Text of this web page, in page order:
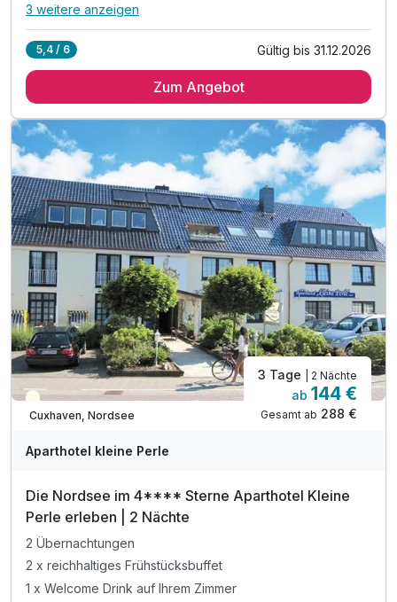
Alle Inklusivleistungen
2 x leckeres u. reichhaltiges Frühstück vom Buffet
1 x Getränk an unserer gemütlichen Hotelbar
inkl. 1 Flasche Mineralwasser auf dem Zimmer
inkl. Spätabreise 14.00 Uhr am Abreisetag
inkl. W-Lan
3 weitere anzeigen
5,4 / 6 Gültig bis 31.12.2026
Zum Angebot
Teilweise ausgelastet
Cuxhaven, Nordsee
3 Tage | 2 Nächte
ab 144 €
Gesamt ab 288 €
Aparthotel kleine Perle
Die Nordsee im 4**** Sterne Aparthotel Kleine
Perle erleben | 2 Nächte
2 Übernachtungen
2 x reichhaltiges Frühstücksbuffet
1 x Welcome Drink auf Ihrem Zimmer